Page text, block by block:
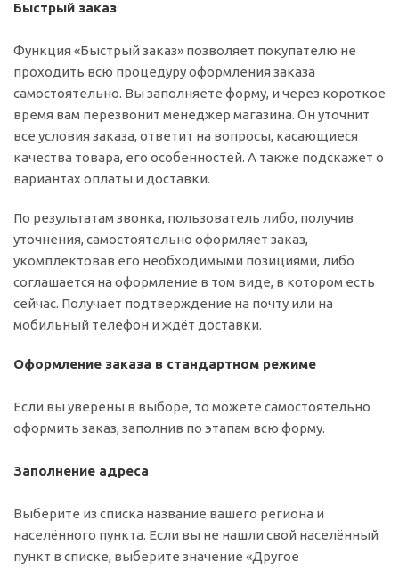
Быстрый заказ
Функция «Быстрый заказ» позволяет покупателю не
проходить всю процедуру оформления заказа
самостоятельно. Вы заполняете форму, и через короткое
время вам перезвонит менеджер магазина. Он уточнит
все условия заказа, ответит на вопросы, касающиеся
качества товара, его особенностей. А также подскажет о
вариантах оплаты и доставки.
По результатам звонка, пользователь либо, получив
уточнения, самостоятельно оформляет заказ,
укомплектовав его необходимыми позициями, либо
соглашается на оформление в том виде, в котором есть
сейчас. Получает подтверждение на почту или на
мобильный телефон и ждёт доставки.
Оформление заказа в стандартном режиме
Если вы уверены в выборе, то можете самостоятельно
оформить заказ, заполнив по этапам всю форму.
Заполнение адреса
Выберите из списка название вашего региона и
населённого пункта. Если вы не нашли свой населённый
пункт в списке, выберите значение «Другое